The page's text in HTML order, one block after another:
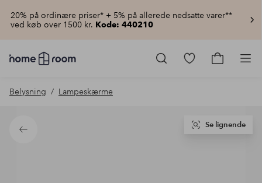
20% på ordinære priser* + 5% på allerede nedsatte varer**
ved køb over 1500 kr. Kode: 440210
Homeroom
–
hjemmet
pris
Gå
Gå
Belysning Lampeskærme
Tilbage
Se lignende